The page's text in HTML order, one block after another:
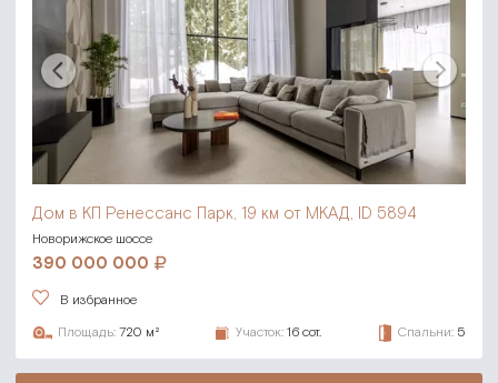
Дом в КП Ренессанс Парк, 19 км от МКАД, ID 5894
Новорижское шоссе
390 000 000
В избранное
Площадь: 720 м² Участок: 16 сот. Спальни: 5